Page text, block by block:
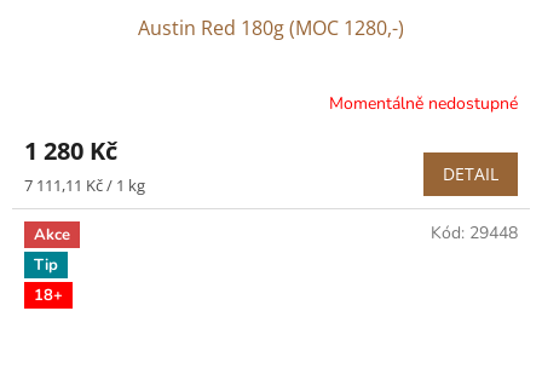
Austin Red 180g (MOC 1280,-)
produktu
je
5,0
z
5
hvězdiček.
Momentálně nedostupné
1 280 Kč
Měrná
cena:
7 111,11 Kč / 1 kg DETAIL
Akce
Tip
18+
Kód: 29448